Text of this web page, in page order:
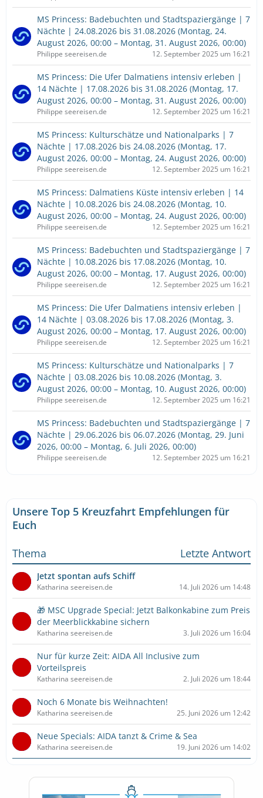
MS Princess: Badebuchten und Stadtspaziergänge | 7
Nächte | 24.08.2026 bis 31.08.2026 (Montag, 24.
August 2026, 00:00 – Montag, 31. August 2026, 00:00)
Philippe seereisen.de 12. September 2025 um 16:21
MS Princess: Die Ufer Dalmatiens intensiv erleben |
14 Nächte | 17.08.2026 bis 31.08.2026 (Montag, 17.
August 2026, 00:00 – Montag, 31. August 2026, 00:00)
Philippe seereisen.de 12. September 2025 um 16:21
MS Princess: Kulturschätze und Nationalparks | 7
Nächte | 17.08.2026 bis 24.08.2026 (Montag, 17.
August 2026, 00:00 – Montag, 24. August 2026, 00:00)
Philippe seereisen.de 12. September 2025 um 16:21
MS Princess: Dalmatiens Küste intensiv erleben | 14
Nächte | 10.08.2026 bis 24.08.2026 (Montag, 10.
August 2026, 00:00 – Montag, 24. August 2026, 00:00)
Philippe seereisen.de 12. September 2025 um 16:21
MS Princess: Badebuchten und Stadtspaziergänge | 7
Nächte | 10.08.2026 bis 17.08.2026 (Montag, 10.
August 2026, 00:00 – Montag, 17. August 2026, 00:00)
Philippe seereisen.de 12. September 2025 um 16:21
MS Princess: Die Ufer Dalmatiens intensiv erleben |
14 Nächte | 03.08.2026 bis 17.08.2026 (Montag, 3.
August 2026, 00:00 – Montag, 17. August 2026, 00:00)
Philippe seereisen.de 12. September 2025 um 16:21
MS Princess: Kulturschätze und Nationalparks | 7
Nächte | 03.08.2026 bis 10.08.2026 (Montag, 3.
August 2026, 00:00 – Montag, 10. August 2026, 00:00)
Philippe seereisen.de 12. September 2025 um 16:21
MS Princess: Badebuchten und Stadtspaziergänge | 7
Nächte | 29.06.2026 bis 06.07.2026 (Montag, 29. Juni
2026, 00:00 – Montag, 6. Juli 2026, 00:00)
Philippe seereisen.de 12. September 2025 um 16:21
Unsere Top 5 Kreuzfahrt Empfehlungen für
Euch
Thema
Letzte Antwort
Jetzt spontan aufs Schiff
Katharina seereisen.de 14. Juli 2026 um 14:48
🎁 MSC Upgrade Special: Jetzt Balkonkabine zum Preis
der Meerblickkabine sichern
Katharina seereisen.de 3. Juli 2026 um 16:04
Nur für kurze Zeit: AIDA All Inclusive zum
Vorteilspreis
Katharina seereisen.de 2. Juli 2026 um 18:44
Noch 6 Monate bis Weihnachten!
Katharina seereisen.de 25. Juni 2026 um 12:42
Neue Specials: AIDA tanzt & Crime & Sea
Katharina seereisen.de 19. Juni 2026 um 14:02